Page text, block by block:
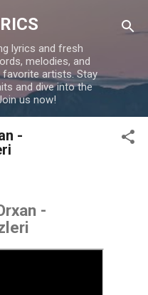
lyrics and fresh
melodies, and
artists. Stay
and dive into the
us now!
-
-